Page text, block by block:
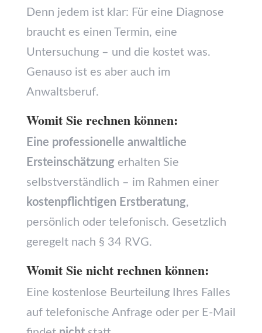
Denn jedem ist klar: Für eine Diagnose
braucht es einen Termin, eine
Untersuchung – und die kostet was.
Genauso ist es aber auch im
Anwaltsberuf.
Womit Sie rechnen können:
Eine professionelle anwaltliche
Ersteinschätzung erhalten Sie
selbstverständlich – im Rahmen einer
kostenpflichtigen Erstberatung,
persönlich oder telefonisch. Gesetzlich
geregelt nach § 34 RVG.
Womit Sie nicht rechnen können:
Eine kostenlose Beurteilung Ihres Falles
auf telefonische Anfrage oder per E-Mail